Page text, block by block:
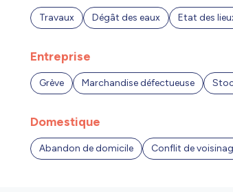
Travaux Dégât des eaux Etat des
Entreprise
Grève Marchandise défectueuse
Domestique
Abandon de domicile Conflit de